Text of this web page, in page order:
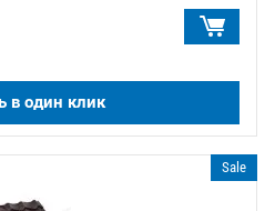
в один клик
Sale